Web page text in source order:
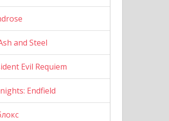
and Steel
Evil Requiem
Endfield